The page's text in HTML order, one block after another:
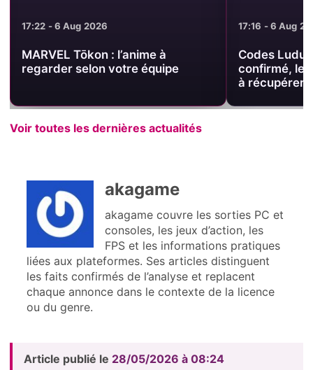
17:22 - 6 Aug 2026
MARVEL Tōkon : l’anime à
regarder selon votre équipe
17:16 - 6 Aug
Codes
confirmé,
à récupérer
Voir toutes les dernières actualités
akagame
akagame couvre les sorties PC et
consoles, les jeux d’action, les
FPS et les informations pratiques
liées aux plateformes. Ses articles distinguent
les faits confirmés de l’analyse et replacent
chaque annonce dans le contexte de la licence
ou du genre.
Article publié le 28/05/2026 à 08:24